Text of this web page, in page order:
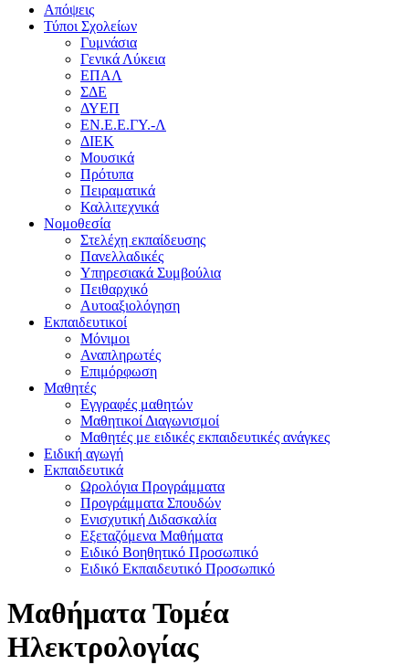
Απόψεις
Τύποι Σχολείων
Γυμνάσια
Γενικά Λύκεια
ΕΠΑΛ
ΣΔΕ
ΔΥΕΠ
ΕΝ.Ε.Ε.ΓΥ.-Λ
ΔΙΕΚ
Μουσικά
Πρότυπα
Πειραματικά
Καλλιτεχνικά
Νομοθεσία
Στελέχη εκπαίδευσης
Πανελλαδικές
Υπηρεσιακά Συμβούλια
Πειθαρχικό
Αυτοαξιολόγηση
Εκπαιδευτικοί
Μόνιμοι
Αναπληρωτές
Επιμόρφωση
Μαθητές
Εγγραφές μαθητών
Μαθητικοί Διαγωνισμοί
Μαθητές με ειδικές εκπαιδευτικές ανάγκες
Ειδική αγωγή
Εκπαιδευτικά
Ωρολόγια Προγράμματα
Προγράμματα Σπουδών
Ενισχυτική Διδασκαλία
Εξεταζόμενα Μαθήματα
Ειδικό Βοηθητικό Προσωπικό
Ειδικό Εκπαιδευτικό Προσωπικό
Μαθήματα Τομέα
Ηλεκτρολογίας